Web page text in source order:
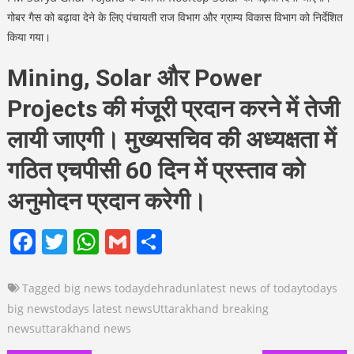
गोबर गैस को बढ़ावा देने के लिए पंचायती राज विभाग और ग्राम्य विकास विभाग को निर्देशित
किया गया।
Mining, Solar और Power
Projects की मंजूरी प्रदान करने में तेजी
लायी जाएगी। मुख्यसचिव की अध्यक्षता में
गठित एचपीसी 60 दिन में प्रस्ताव को
अनुमोदन प्रदान करेगी।
Facebook
Twitter
WhatsApp
GmailShare
Tagged big news todaydehradunlatest news of todaytodays
big newstodays latest newsUttarakhand breaking
newsuttarakhand news